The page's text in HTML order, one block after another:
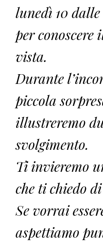
lunedì 10 dalle
per
vista.
Durante
piccola
illustreremo
svolgimento.
Ti invieremo
che ti chiedo
Se vorrai
aspettiamo